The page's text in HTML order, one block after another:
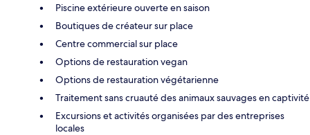
Piscine extérieure ouverte en saison
Boutiques de créateur sur place
Centre commercial sur place
Options de restauration vegan
Options de restauration végétarienne
Traitement sans cruauté des animaux sauvages en captivité
Excursions et activités organisées par des entreprises
locales